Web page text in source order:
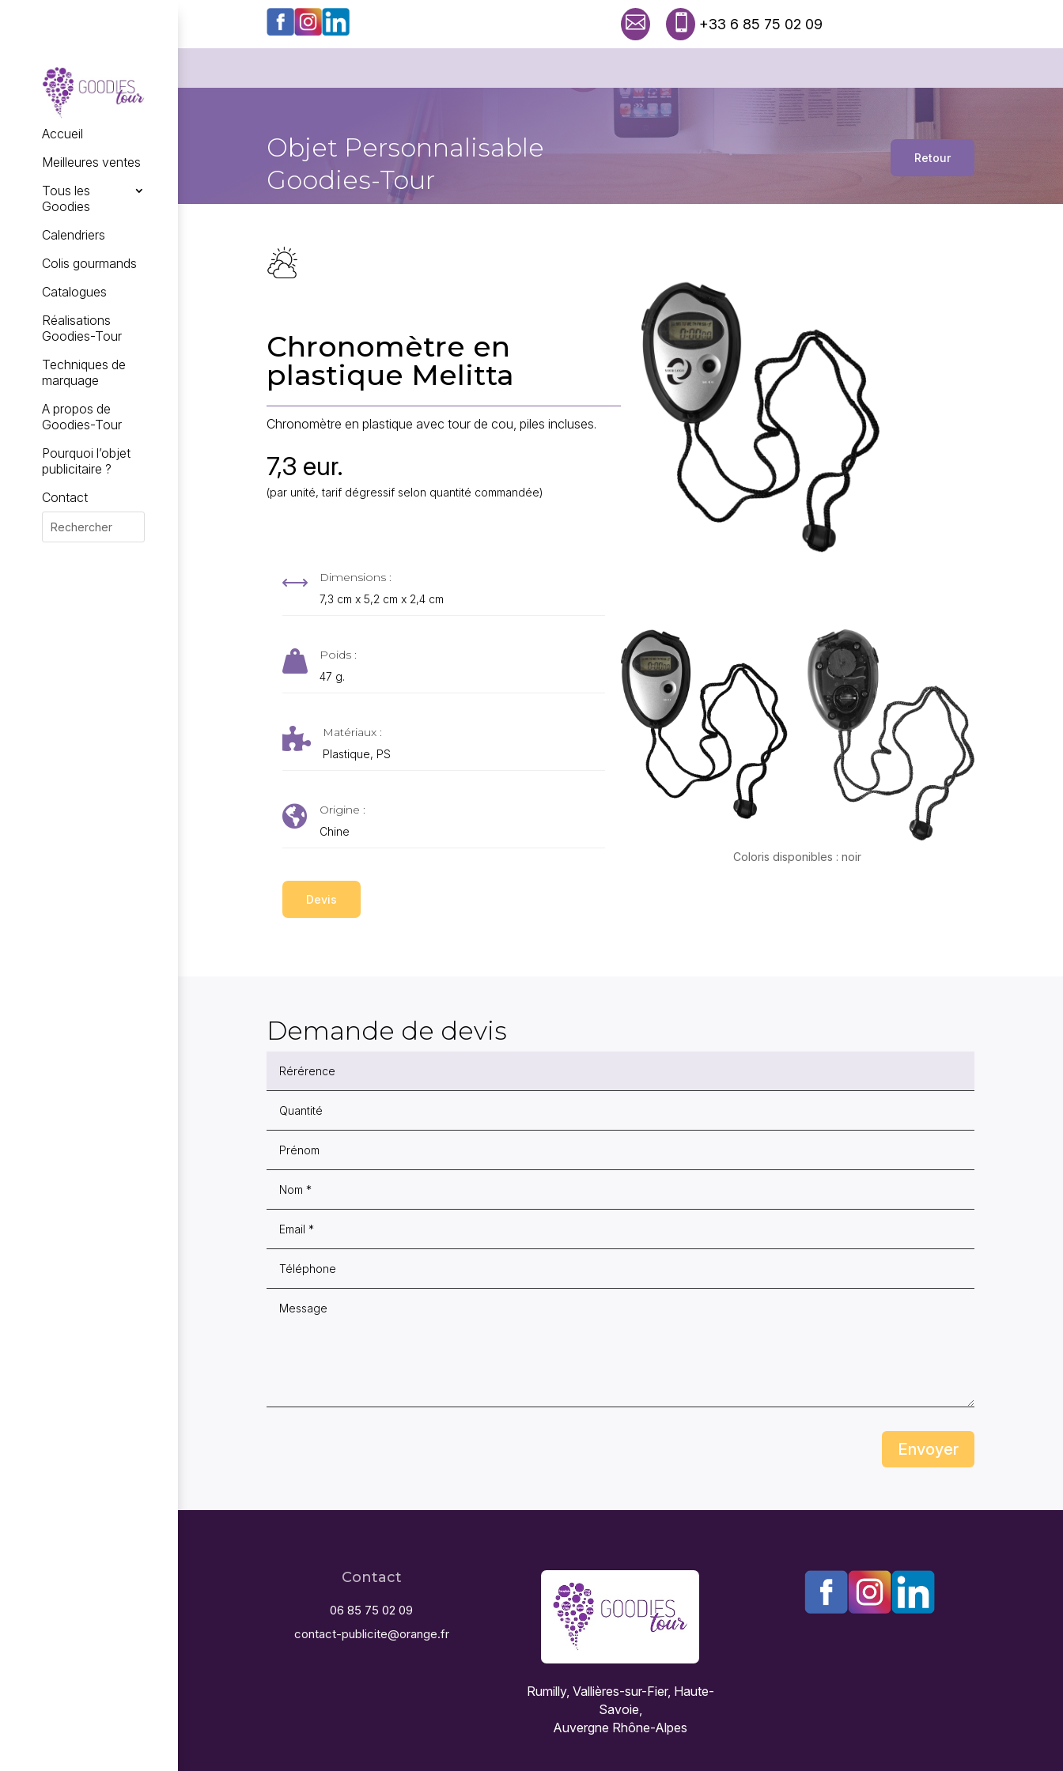
  +33 6 85 75 02 09
Accueil
Meilleures ventes
Tous les
Goodies
Calendriers
Colis gourmands
Catalogues
Réalisations
Goodies-Tour
Techniques de
marquage
A propos de
Goodies-Tour
Pourquoi l’objet
publicitaire ?
Contact
Objet Personnalisable
Goodies-Tour
Retour
Chronomètre en
plastique Melitta
Chronomètre en plastique avec tour de cou, piles incluses.
7,3 eur.
(par unité, tarif dégressif selon quantité commandée)
, Dimensions :
7,3 cm x 5,2 cm x 2,4 cm
 Poids :
47 g.
 Matériaux :
Plastique, PS
 Origine :
Chine
Devis
Coloris disponibles : noir
Demande de devis
Envoyer
Contact
06 85 75 02 09
contact-publicite@orange.fr
Rumilly, Vallières-sur-Fier, Haute-
Savoie,
Auvergne Rhône-Alpes